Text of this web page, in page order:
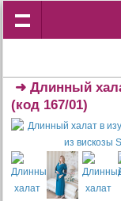
➜Длинный
(код 167/01)